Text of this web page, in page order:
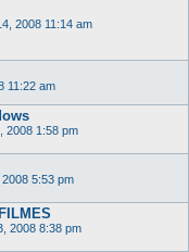
2008 11:14 am
11:22 am
2008 1:58 pm
5:53 pm
2008 8:38 pm